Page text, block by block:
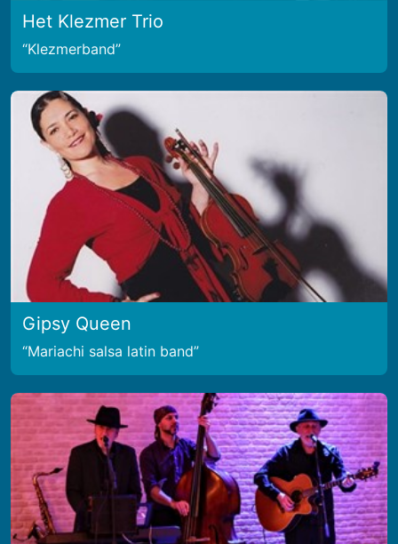
Het Klezmer Trio
Klezmerband
Gipsy Queen
Mariachi salsa latin band